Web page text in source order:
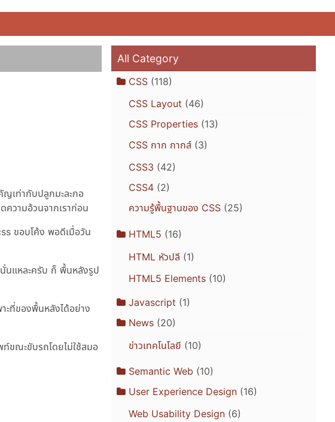
ญเท่ากับปลูกมะละกอ
ความอ้วนจากเราก่อน
ขอบโค้ง พอดีเมื่อวัน
นแหละครับ ก็ พื้นหลังรูป
ะที่ของพื้นหลังได้อย่าง
ท์ขณะขับรถโดยไม่ใช้สมอ
All Category
CSS (118)
CSS Layout (46)
CSS Properties(13)
CSS กาก กากส์(3)
CSS3 (42)
CSS4(2)
ความรู้พื้นฐานของ CSS(25)
HTML5 (16)
HTML หัวปลี (1)
HTML5 Elements(10)
Javascript (1)
News (20)
ข่าวเทคโนโลยี (10)
Semantic Web (10)
User Experience Design (16)
Web Usability Design(6)